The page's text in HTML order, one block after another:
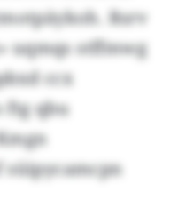
Rsrv
uqmqs stffmwg
ccx
ftg qbu